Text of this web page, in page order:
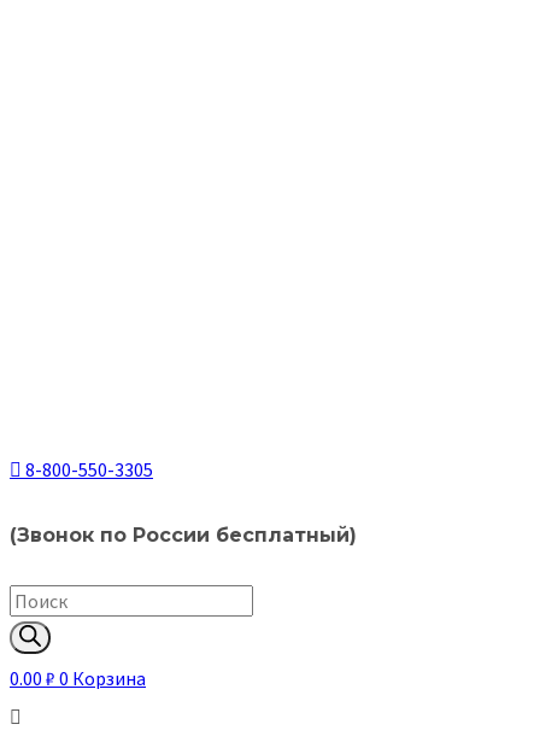
8-800-550-3305
(Звонок по России бесплатный)
Поиск
товаров
0.00 ₽ 0 Корзина